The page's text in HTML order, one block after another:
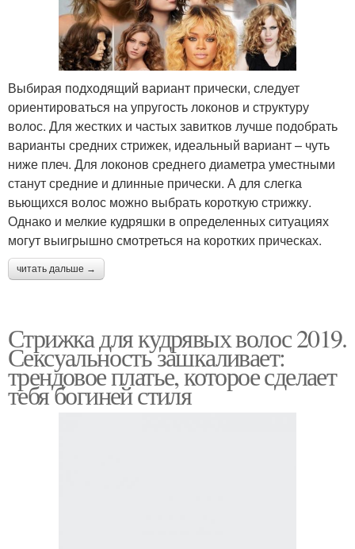
Выбирая подходящий вариант прически, следует
ориентироваться на упругость локонов и структуру
волос. Для жестких и частых завитков лучше подобрать
варианты средних стрижек, идеальный вариант – чуть
ниже плеч. Для локонов среднего диаметра уместными
станут средние и длинные прически. А для слегка
вьющихся волос можно выбрать короткую стрижку.
Однако и мелкие кудряшки в определенных ситуациях
могут выигрышно смотреться на коротких прическах.
читать дальше →
Стрижка для кудрявых волос 2019.
Сексуальность зашкаливает:
трендовое платье, которое сделает
тебя богиней стиля